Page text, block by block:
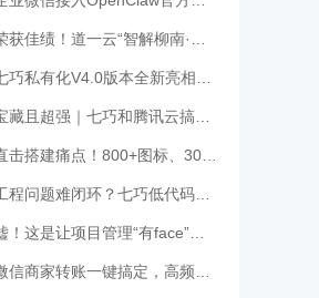
佳绩！道一云“智解柳南·诉求速达”项目亮相2025年AI+社会工作创新应用大赛
私有化V4.0版本全新亮相！AI+聚合表双核驱动，11大功能优化提效
藏且超强｜七巧和腾讯云搞了个大事情！
搭建痛点！800+图标、30+分类，七巧表单&页面设计再提速
问题难闭环？七巧低代码智能配置，隐患整改一步到位！
这是让项目管理“有face”的秘籍，一般人我不告诉TA
信商家转账一键搞定，高频小额补贴自动到账